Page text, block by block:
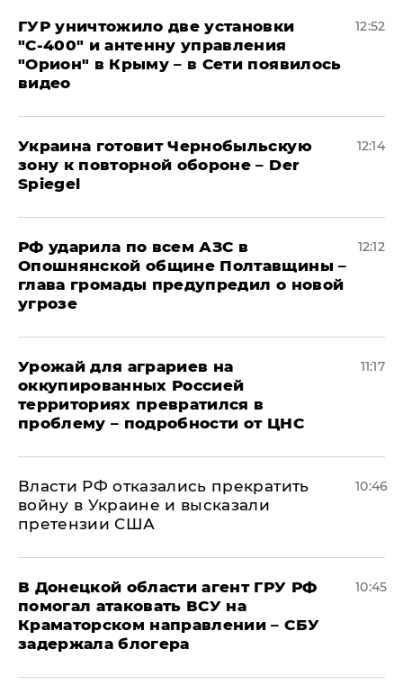
ГУР уничтожило две установки
"С‑400" и антенну управления
"Орион" в Крыму – в Сети появилось
видео
12:52
Украина готовит Чернобыльскую
зону к повторной обороне – Der
Spiegel
12:14
РФ ударила по всем АЗС в
Опошнянской общине Полтавщины –
глава громады предупредил о новой
угрозе
12:12
Урожай для аграриев на
оккупированных Россией
территориях превратился в
проблему – подробности от ЦНС
11:17
Власти РФ отказались прекратить
войну в Украине и высказали
претензии США
10:46
В Донецкой области агент ГРУ РФ
помогал атаковать ВСУ на
Краматорском направлении – СБУ
задержала блогера
10:45